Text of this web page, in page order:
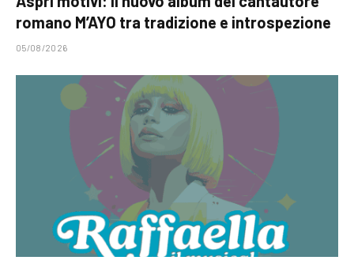
romano M’AYO tra tradizione e introspezione
05/08/2026